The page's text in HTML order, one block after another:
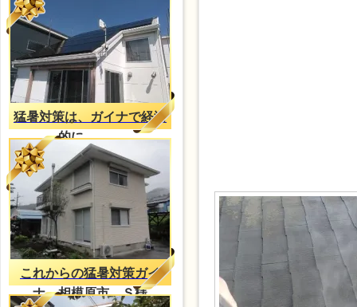
猛暑対策は、ガイナで経済
的に。。。
これからの猛暑対策ガイ
ナ 相模原市 Ｓ様